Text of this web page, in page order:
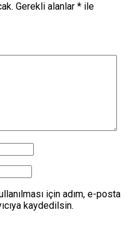
Gerekli alanlar * ile
için adım, e-posta
kaydedilsin.